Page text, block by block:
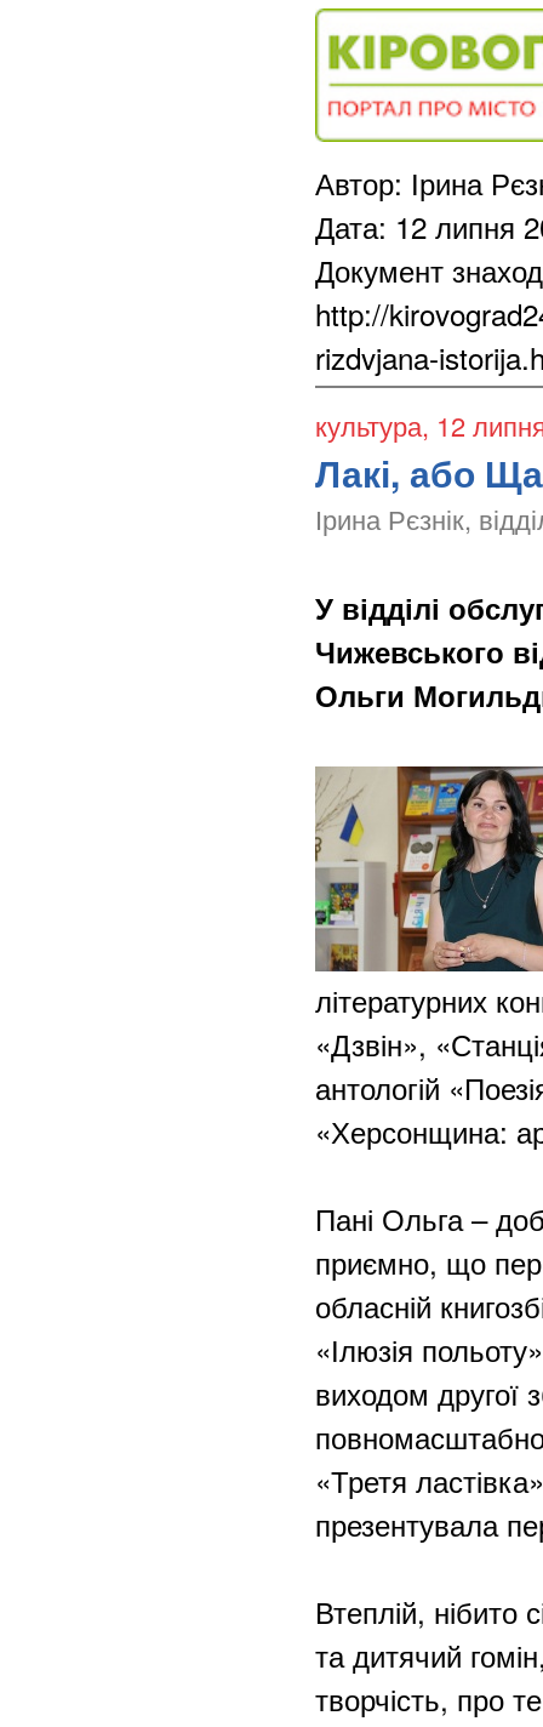
Автор: Ірина
Дата: 12 липня
Документ
http://
rizdvjana-
культура, 12
Лакі, або
Ірина Рєзнік,
У відділі
Чижевського
Ольги
літературних
«Дзвін»,
антологій
«Херсонщина:
Пані Ольга –
приємно, що
обласній
«Ілюзія
виходом другої
«Третя
презентувала
Втеплій, нібито
та дитячий
творчість, про